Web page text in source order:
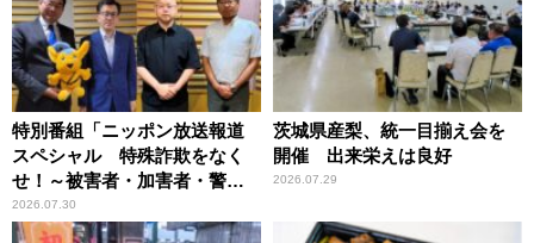
特別番組「ニッポン放送報道
スペシャル 特殊詐欺をなく
せ！～被害者・加害者・警視
庁が語るトクリュウの実態
～」放送
2026.07.30
茨城県産梨、統一目揃え会を
開催 出来栄えは良好
2026.07.29